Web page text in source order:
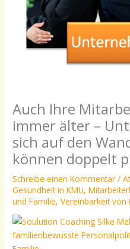
Auch Ihre
immer älter –
sich auf den
können doppelt
Schreibe einen Kommentar /
Gesundheit in KMU,
und Familie,Vereinbarkeit von